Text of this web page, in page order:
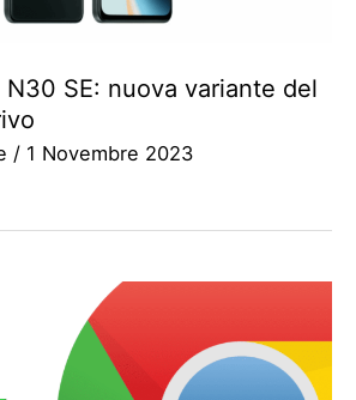
N30 SE: nuova variante del
/ 1 Novembre 2023